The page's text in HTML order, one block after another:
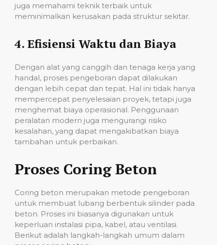
juga memahami teknik terbaik untuk
meminimalkan kerusakan pada struktur sekitar.
4. Efisiensi Waktu dan Biaya
Dengan alat yang canggih dan tenaga kerja yang
handal, proses pengeboran dapat dilakukan
dengan lebih cepat dan tepat. Hal ini tidak hanya
mempercepat penyelesaian proyek, tetapi juga
menghemat biaya operasional. Penggunaan
peralatan modern juga mengurangi risiko
kesalahan, yang dapat mengakibatkan biaya
tambahan untuk perbaikan.
Proses Coring Beton
Coring beton merupakan metode pengeboran
untuk membuat lubang berbentuk silinder pada
beton. Proses ini biasanya digunakan untuk
keperluan instalasi pipa, kabel, atau ventilasi.
Berikut adalah langkah-langkah umum dalam